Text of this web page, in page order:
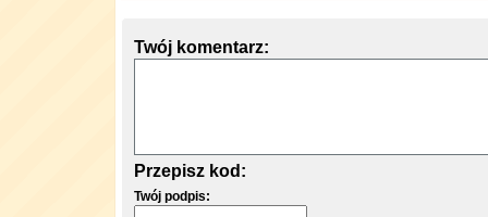
Twój komentarz:
Przepisz kod:
Twój podpis: